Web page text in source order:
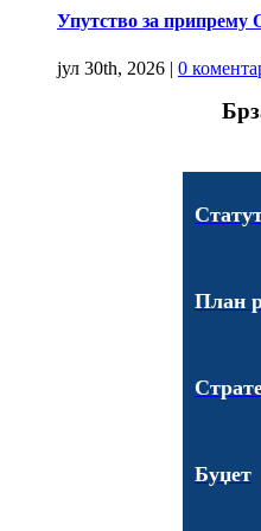
Упутство за припрему
јул 30th, 2026 | 0
План
Буџет